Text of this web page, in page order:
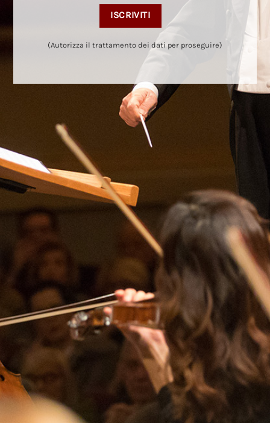
(Autorizza il trattamento dei dati per proseguire)